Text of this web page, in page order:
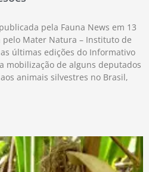
pela Fauna News em 13
Mater Natura – Instituto de
últimas edições do Informativo
mobilização de alguns deputados
animais silvestres no Brasil,